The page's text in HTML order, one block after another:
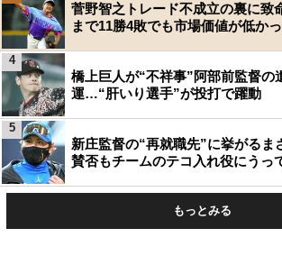
菅野智之トレード不成立の裏に致
まで11勝4敗でも市場価値が低か
橋上巨人が“不祥事”阿部前監督の
運…“肝いり選手”が投打で躍動
4
新庄監督の“再就職先”に挙がるま
賛否もチームのテコ入れ役にうっ
5
もっとみる